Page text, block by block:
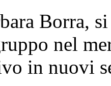
Borra,
nel
in nuovi